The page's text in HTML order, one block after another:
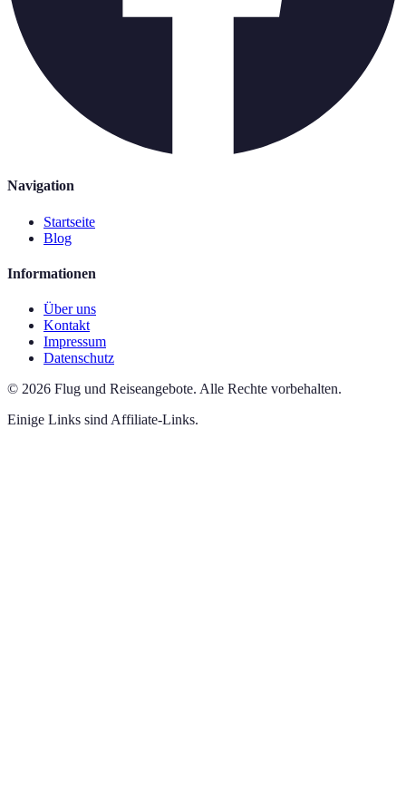
Navigation
Startseite
Blog
Informationen
Über uns
Kontakt
Impressum
Datenschutz
© 2026 Flug und Reiseangebote. Alle Rechte vorbehalten.
Einige Links sind Affiliate-Links.